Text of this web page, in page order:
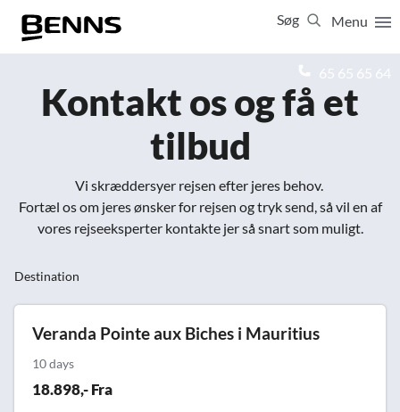
Menu
Søg
65 65 65 64
Kontakt os og få et
tilbud
Vi skræddersyer rejsen efter jeres behov.
Fortæl os om jeres ønsker for rejsen og tryk send, så vil en af
vores rejseeksperter kontakte jer så snart som muligt.
Destination
Veranda Pointe aux Biches i Mauritius
10 days
18.898,- Fra
Luk
Vis resultater for:
Firma- og temarejser